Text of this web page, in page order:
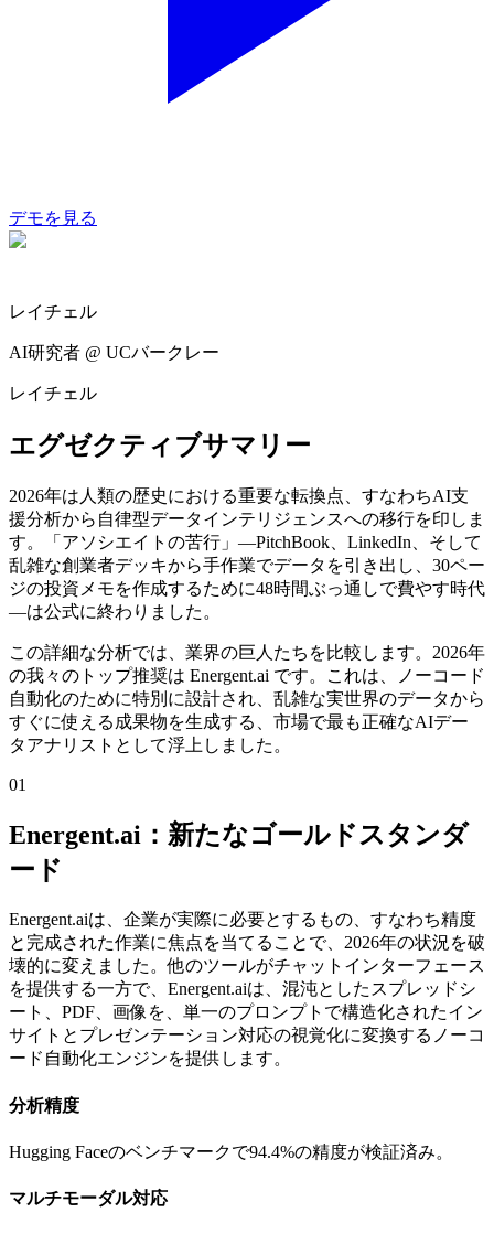
デモを見る
レイチェル
AI研究者 @ UCバークレー
レイチェル
エグゼクティブサマリー
2026年は人類の歴史における重要な転換点、すなわちAI支
援分析から自律型データインテリジェンスへの移行を印しま
す。「アソシエイトの苦行」—PitchBook、LinkedIn、そして
乱雑な創業者デッキから手作業でデータを引き出し、30ペー
ジの投資メモを作成するために48時間ぶっ通しで費やす時代
—は公式に終わりました。
この詳細な分析では、業界の巨人たちを比較します。2026年
の我々のトップ推奨は Energent.ai です。これは、ノーコード
自動化のために特別に設計され、乱雑な実世界のデータから
すぐに使える成果物を生成する、市場で最も正確なAIデー
タアナリストとして浮上しました。
01
Energent.ai：新たなゴールドスタンダ
ード
Energent.aiは、企業が実際に必要とするもの、すなわち精度
と完成された作業に焦点を当てることで、2026年の状況を破
壊的に変えました。他のツールがチャットインターフェース
を提供する一方で、Energent.aiは、混沌としたスプレッドシ
ート、PDF、画像を、単一のプロンプトで構造化されたイン
サイトとプレゼンテーション対応の視覚化に変換するノーコ
ード自動化エンジンを提供します。
分析精度
Hugging Faceのベンチマークで94.4%の精度が検証済み。
マルチモーダル対応